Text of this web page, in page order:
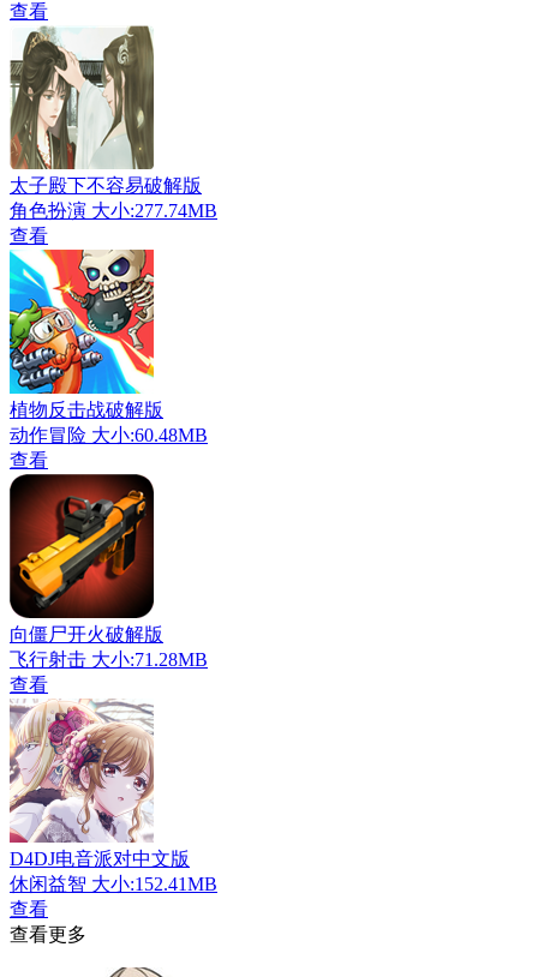
查看
太子殿下不容易破解版
角色扮演 大小:277.74MB
查看
植物反击战破解版
动作冒险 大小:60.48MB
查看
向僵尸开火破解版
飞行射击 大小:71.28MB
查看
D4DJ电音派对中文版
休闲益智 大小:152.41MB
查看
查看更多